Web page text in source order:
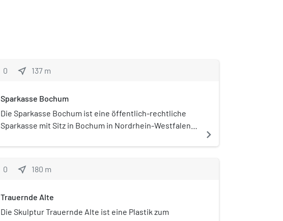
0 near_me 137 m
Sparkasse Bochum
Die Sparkasse Bochum ist eine öffentlich-rechtliche
Sparkasse mit Sitz in Bochum in Nordrhein-Westfalen.
Geschäftsstellen und Geldautomaten ist sie
navigate_next
0 near_me 180 m
Trauernde Alte
Die Skulptur Trauernde Alte ist eine Plastik zum